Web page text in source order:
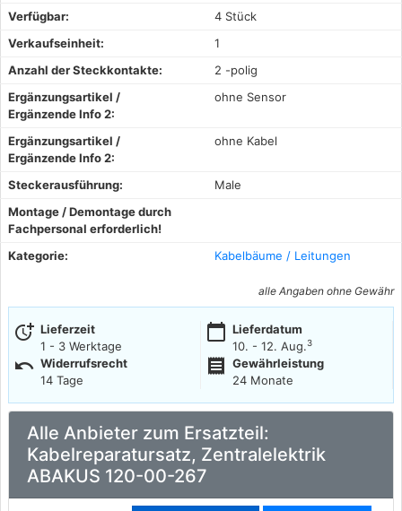
Verfügbar:
4 Stück
Verkaufseinheit:
1
Anzahl der Steckkontakte:
2 -polig
Ergänzungsartikel /
Ergänzende Info 2:
ohne Sensor
Ergänzungsartikel /
Ergänzende Info 2:
ohne Kabel
Steckerausführung:
Male
Montage / Demontage durch
Fachpersonal erforderlich!
Kategorie:
Kabelbäume / Leitungen
alle Angaben ohne Gewähr
more_time Lieferzeit
1 - 3 Werktage
calendar_today Lieferdatum
10. - 12. Aug.3
undo Widerrufsrecht
14 Tage
receipt
Gewährleistung
24 Monate
Alle Anbieter zum Ersatzteil:
Kabelreparatursatz, Zentralelektrik
ABAKUS 120-00-267